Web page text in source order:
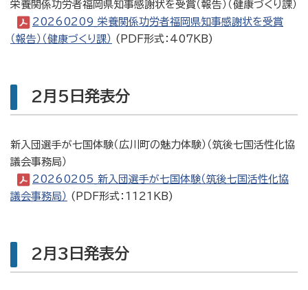
栄養関係功労者福岡県知事感謝状を受賞（報告）（健康づくり課）
20260209_栄養関係功労者福岡県知事感謝状を受賞
（報告）（健康づくり課） (PDF形式：407KB)
2月5日発表分
新入団選手が七国体験（広川町の魅力体験）（筑後七国活性化協
議会事務局）
20260205_新入団選手が七国体験（筑後七国活性化協
議会事務局） (PDF形式：1121KB)
2月3日発表分